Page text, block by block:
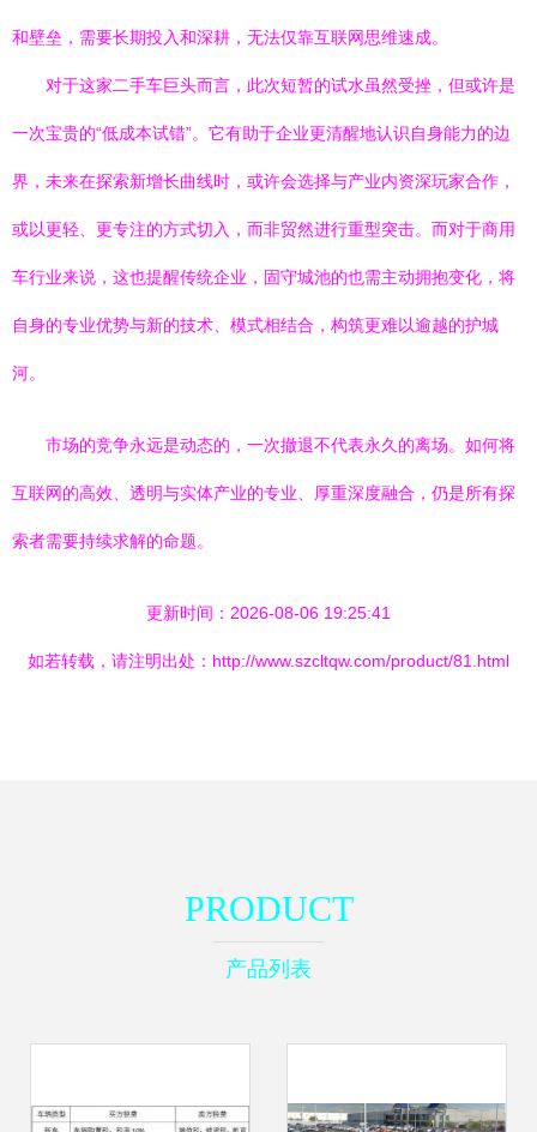
和壁垒，需要长期投入和深耕，无法仅靠互联网思维速成。
对于这家二手车巨头而言，此次短暂的试水虽然受挫，但或许是
一次宝贵的“低成本试错”。它有助于企业更清醒地认识自身能力的边
界，未来在探索新增长曲线时，或许会选择与产业内资深玩家合作，
或以更轻、更专注的方式切入，而非贸然进行重型突击。而对于商用
车行业来说，这也提醒传统企业，固守城池的也需主动拥抱变化，将
自身的专业优势与新的技术、模式相结合，构筑更难以逾越的护城
河。
市场的竞争永远是动态的，一次撤退不代表永久的离场。如何将
互联网的高效、透明与实体产业的专业、厚重深度融合，仍是所有探
索者需要持续求解的命题。
更新时间：2026-08-06 19:25:41
如若转载，请注明出处：http://www.szcltqw.com/product/81.html
PRODUCT
产品列表